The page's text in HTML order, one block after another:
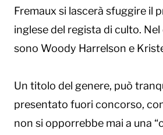
Fremaux si lascerà sfuggire il
inglese del regista di culto. Nel
sono Woody Harrelson e
Un titolo del genere, può
presentato fuori concorso,
non si opporrebbe mai a una